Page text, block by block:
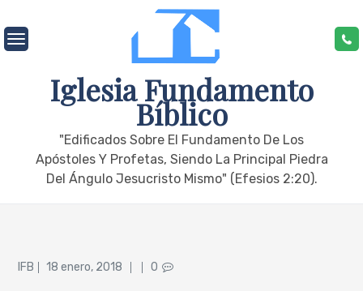
to
content
Iglesia Fundamento
Bíblico
"edificados Sobre El Fundamento De Los
Apóstoles Y Profetas, Siendo La Principal Piedra
Del Ángulo Jesucristo Mismo" (Efesios 2:20).
IFB
Posted
18 enero, 2018 0